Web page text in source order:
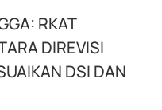
RKAT
DIREVISI
DSI DAN